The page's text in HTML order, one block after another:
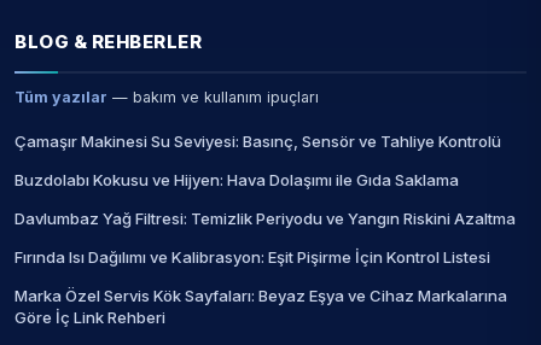
BLOG & REHBERLER
Tüm yazılar — bakım ve kullanım ipuçları
Çamaşır Makinesi Su Seviyesi: Basınç, Sensör ve Tahliye Kontrolü
Buzdolabı Kokusu ve Hijyen: Hava Dolaşımı ile Gıda Saklama
Davlumbaz Yağ Filtresi: Temizlik Periyodu ve Yangın Riskini Azaltma
Fırında Isı Dağılımı ve Kalibrasyon: Eşit Pişirme İçin Kontrol Listesi
Marka Özel Servis Kök Sayfaları: Beyaz Eşya ve Cihaz Markalarına
Göre İç Link Rehberi